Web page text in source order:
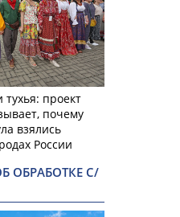
проект
почему
взялись
России
ОБРАБОТКЕ С/